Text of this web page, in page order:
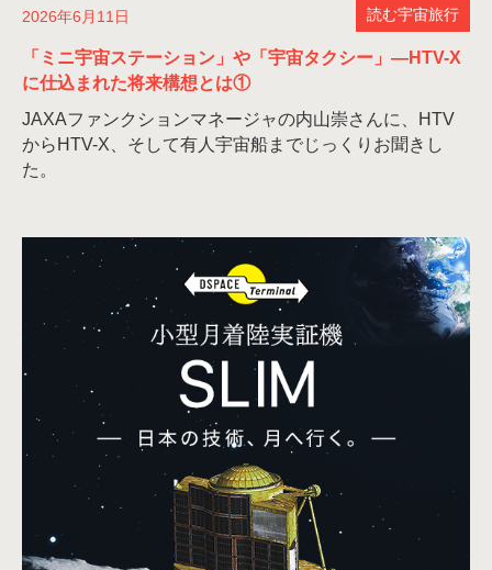
読む宇宙旅行
2026年6月11日
「ミニ宇宙ステーション」や「宇宙タクシー」—HTV-X
に仕込まれた将来構想とは①
JAXAファンクションマネージャの内山崇さんに、HTV
からHTV-X、そして有人宇宙船までじっくりお聞きし
た。